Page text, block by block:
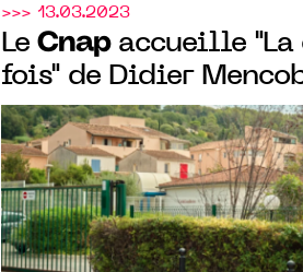
>>> 13.03.2023
Le Cnapaccueille "La
fois" de Didier
Sartoux, jusqu'au 4